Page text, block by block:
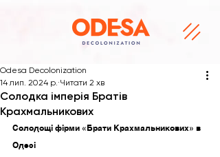
Солодка імперія Братів
Крахмальникових
Odesa Decolonization
14 лип. 2024 р. Читати 2 хв
Солодощі фірми «Брати Крахмальникових» в
Одесі